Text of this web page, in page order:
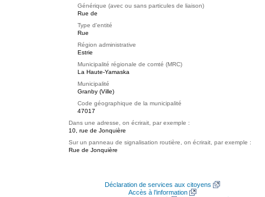
Générique (avec ou sans particules de liaison)
Rue de
Type d'entité
Rue
Région administrative
Estrie
Municipalité régionale de comté (MRC)
La Haute-Yamaska
Municipalité
Granby (Ville)
Code géographique de la municipalité
47017
Dans une adresse, on écrirait, par exemple :
10, rue de Jonquière
Sur un panneau de signalisation routière, on écrirait, par exemple :
Rue de Jonquière
Déclaration de services aux citoyens
Accès à l’information